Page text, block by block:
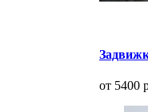
от 5400